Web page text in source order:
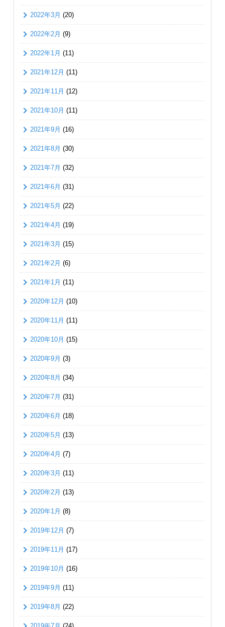
2022年3月 (20)
2022年2月 (9)
2022年1月 (11)
2021年12月 (11)
2021年11月 (12)
2021年10月 (11)
2021年9月 (16)
2021年8月 (30)
2021年7月 (32)
2021年6月 (31)
2021年5月 (22)
2021年4月 (19)
2021年3月 (15)
2021年2月 (6)
2021年1月 (11)
2020年12月 (10)
2020年11月 (11)
2020年10月 (15)
2020年9月 (3)
2020年8月 (34)
2020年7月 (31)
2020年6月 (18)
2020年5月 (13)
2020年4月 (7)
2020年3月 (11)
2020年2月 (13)
2020年1月 (8)
2019年12月 (7)
2019年11月 (17)
2019年10月 (16)
2019年9月 (11)
2019年8月 (22)